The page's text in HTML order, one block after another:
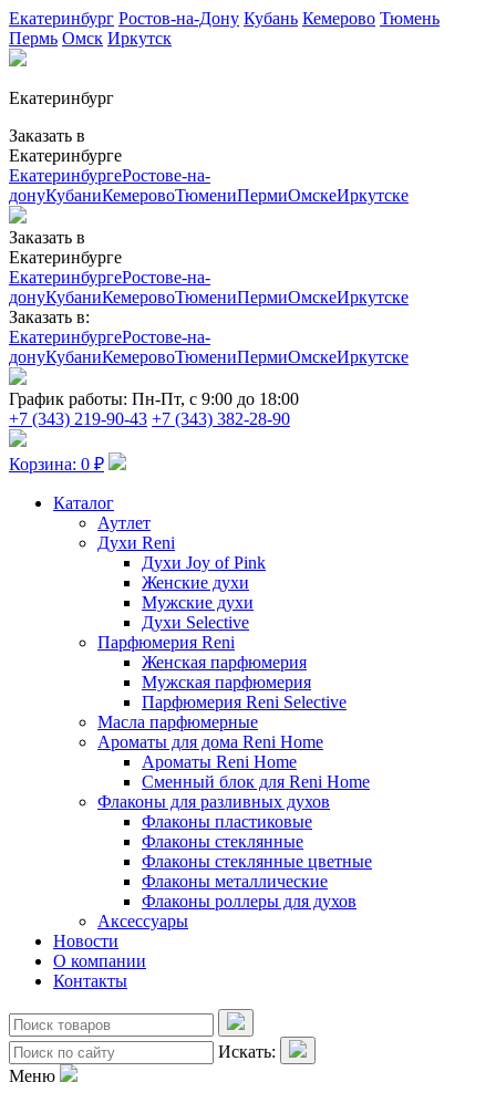
Екатеринбург Ростов-на-Дону Кубань Кемерово Тюмень
Пермь Омск Иркутск
Екатеринбург
Заказать в
Екатеринбурге
ЕкатеринбургеРостове-на-
донуКубаниКемеровоТюмениПермиОмскеИркутске
Заказать в
Екатеринбурге
ЕкатеринбургеРостове-на-
донуКубаниКемеровоТюмениПермиОмскеИркутске
Заказать в:
ЕкатеринбургеРостове-на-
донуКубаниКемеровоТюмениПермиОмскеИркутске
График работы: Пн-Пт, с 9:00 до 18:00
+7 (343) 219-90-43 +7 (343) 382-28-90
Корзина: 0 ₽
Каталог
Аутлет
Духи Reni
Духи Joy of Pink
Женские духи
Мужские духи
Духи Selective
Парфюмерия Reni
Женская парфюмерия
Мужская парфюмерия
Парфюмерия Reni Selective
Масла парфюмерные
Ароматы для дома Reni Home
Ароматы Reni Home
Сменный блок для Reni Home
Флаконы для разливных духов
Флаконы пластиковые
Флаконы стеклянные
Флаконы стеклянные цветные
Флаконы металлические
Флаконы роллеры для духов
Аксессуары
Новости
О компании
Контакты
Искать:
Меню